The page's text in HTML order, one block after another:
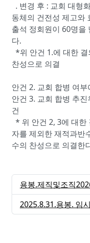
. 변경 후 : 교회 대형
동체의 건전성 제고와
출석 정회원이 60명을
다.
*위 안건 1.에 대한
찬성으로 의결
안건 2. 교회 합병 여부
안건 3. 교회 합병 추
건
* 위 안건 2, 3에 대한
자를 제외한 재적과반
수의 찬성으로 의결한
용봉.제직및조직
2025.8.31.용봉. 임